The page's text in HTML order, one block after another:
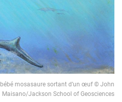
mosasaure sortant d’un œuf © John
Maisano/Jackson School of Geosciences